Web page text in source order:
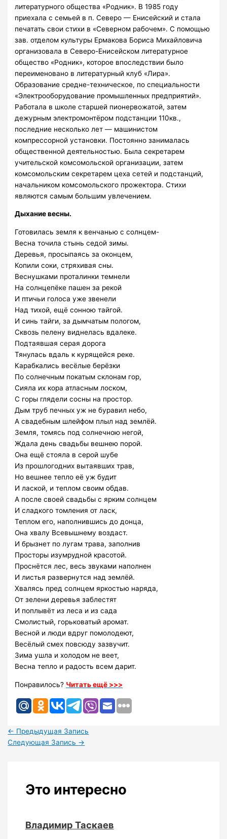
литературного общества «Родник». В 1985 году
приехала с семьей в п. Северо — Енисейский и стала
печатать свои стихи в «Северном рабочем». С помощью
зав. отделом культуры Ермакова Бориса Михайловича
организовала в Северо-Енисейском литературное
общество «Родник», которое впоследствии было
переименовано в литературный клуб «Лира».
Образование средне-техническое, по специальности
«Электрооборудование промышленных предприятий».
Работала в школе старшей пионервожатой, затем
дежурным электромонтёром подстанции 110кв.,
последние несколько лет — машинистом
компрессорной установки. Постоянно занималась
общественной деятельностью. Была секретарем
учительской комсомольской организации, затем
комсомольским секретарем цеха сетей и подстанций,
начальником комсомольского прожектора. Стихи
являются самым большим увлечением.
Дыхание весны.
Готовилась земля к венчанью с солнцем-
Весна точила стынь седой зимы.
Деревья, просыпаясь за оконцем,
Копили соки, стряхивая сны.
Веснушками проталинки темнели
На солнцепёке пашен за рекой
И птичьи голоса уже звенели
Над тихой, ещё сонною тайгой.
И синь тайги, за дымчатым пологом,
Сквозь пелену виднелась вдалеке.
Подтаявшая серая дорога
Тянулась вдаль к курящейся реке.
Карабкались весёлые берёзки
По солнечным покатым склонам гор,
Сияла их кора атласным лоском,
С горы глядели сосны на простор.
Дым труб печных уж не буравил небо,
А свадебным шлейфом плыл над землёй.
Земля, томясь под солнечною негой,
Ждала день свадьбы вешнею порой.
Она ещё стояла в серой шубе
Из прошлогодних вытаявших трав,
Но вешнее тепло её уж будит
И лаской, и теплом своим обдав.
А после своей свадьбы с ярким солнцем
И сладкого томления от ласк,
Теплом его, наполнившись до донца,
Она хвалу Всевышнему воздаст.
И брызнет по лугам трава, заполнив
Просторы изумрудной красотой.
Проснётся лес, весь звуками наполнен
И листья развернутся над землёй.
Хвалясь пред солнцем яркостью наряда,
От зелени деревья заблестят
И поплывёт из леса и из сада
Смолистый, горьковатый аромат.
Весной и люди вдруг помолодеют,
Весёлый смех повсюду зазвучит.
Зима ушла и холодом не веет,
Весна тепло и радость всем дарит.
Понравилось? Читать ещё >>>
← Предыдущая Запись
Следующая Запись →
Это интересно
Владимир Таскаев